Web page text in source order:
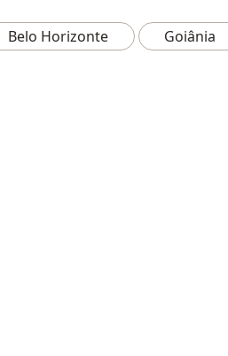
Belo Horizonte Goiânia